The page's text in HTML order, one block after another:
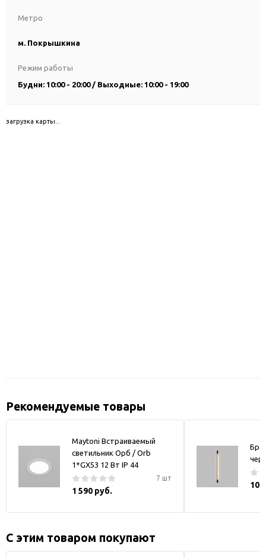
Метро
м. Покрышкина
Режим работы
Будни: 10:00 - 20:00 / Выходные: 10:00 - 19:00
загрузка карты...
Рекомендуемые товары
Maytoni Встраиваемый
светильник Орб / Orb
1*GX53 12 Вт IP 44
7 шт
1 590 руб.
Бра
10
С этим товаром покупают